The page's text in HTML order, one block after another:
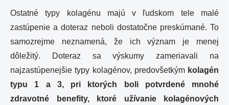
Ostatné typy kolagénu majú v ľudskom tele malé
zastúpenie a doteraz neboli dostatočne preskúmané. To
samozrejme neznamená, že ich význam je menej
dôležitý. Doteraz sa výskumy zameriavali na
najzastúpenejšie typy kolagénov, predovšetkým kolagén
typu 1 a 3, pri ktorých boli potvrdené mnohé
zdravotné benefity, ktoré užívanie kolagénových